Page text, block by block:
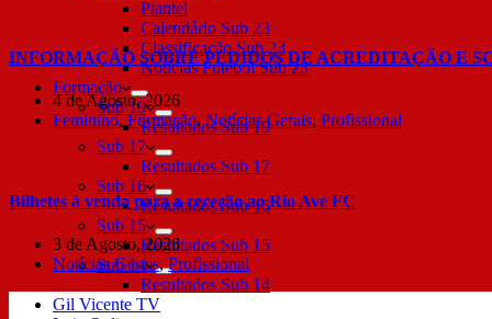
Plantel
Calendário Sub 23
Classificação Sub 23
Notícias Futebol Sub 23
Formação
Sub 19
Resultados Sub 19
Sub 17
Resultados Sub 17
Sub 16
Resultados Sub 16
Sub 15
Resultados Sub 15
Sub 14
Resultados Sub 14
Gil Vicente TV
INFORMAÇÃO SOBRE PEDIDOS DE ACREDITAÇÃO E
4 de Agosto, 2026
Feminino,Formação,Notícias Gerais, Profissional
Bilhetes à venda para a receção ao Rio Ave FC
3 de Agosto, 2026
Notícias Gerais,Profissional